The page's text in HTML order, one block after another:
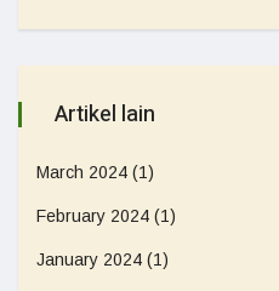
Artikel lain
March 2024 (1)
February 2024 (1)
January 2024 (1)